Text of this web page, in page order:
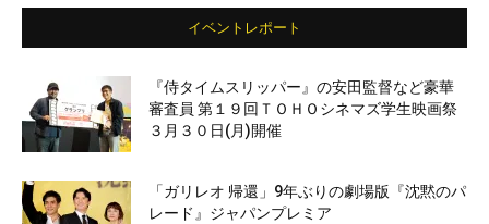
イベントレポート
『侍タイムスリッパー』の安田監督など豪華
審査員 第１９回ＴＯＨＯシネマズ学生映画祭
３月３０日(月)開催
「ガリレオ 帰還」9年ぶりの劇場版『沈黙のパ
レード』ジャパンプレミア